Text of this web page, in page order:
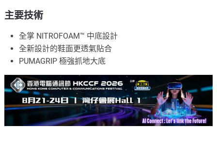
主要技術
全掌 NITROFOAM™ 中底設計
全新設計的鞋面更透氣貼合
PUMAGRIP 極強抓地大底